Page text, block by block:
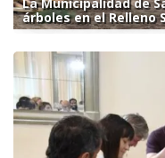
La Municipalidad de
árboles en el Relleno